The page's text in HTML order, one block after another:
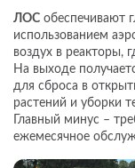
ЛОС обеспечивают
использованием
воздух в реакторы,
На выходе
для сброса в
растений и уборки
Главный минус –
ежемесячное